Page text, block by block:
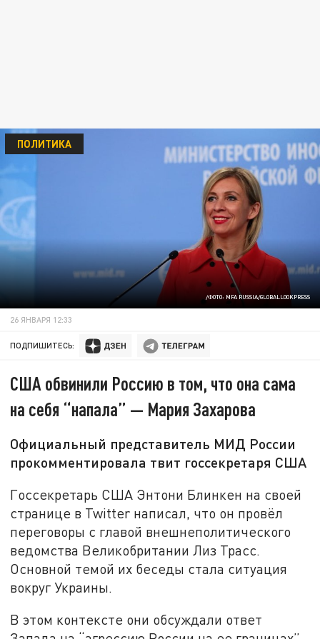
/ФОТО: MFA RUSSIA/GLOBALLOOKPRESS
ПОЛИТИКА
26 ЯНВАРЯ 12:33
ПОДПИШИТЕСЬ:
США обвинили Россию в том, что она сама
на себя “напала” — Мария Захарова
Официальный представитель МИД России
прокомментировала твит госсекретаря США
Госсекретарь США Энтони Блинкен на своей
странице в Twitter написал, что он провёл
переговоры с главой внешнеполитического
ведомства Великобритании Лиз Трасс.
Основной темой их беседы стала ситуация
вокруг Украины.
В этом контексте они обсуждали ответ